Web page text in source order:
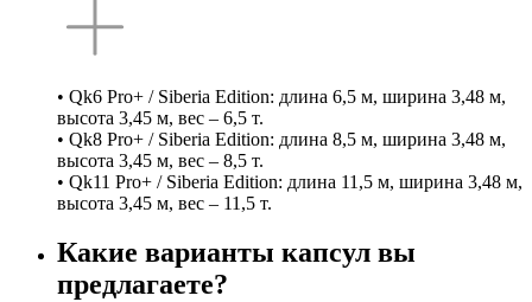
• Qk6 Pro+ / Siberia Edition: длина 6,5 м, ширина 3,48 м,
высота 3,45 м, вес – 6,5 т.
• Qk8 Pro+ / Siberia Edition: длина 8,5 м, ширина 3,48 м,
высота 3,45 м, вес – 8,5 т.
• Qk11 Pro+ / Siberia Edition: длина 11,5 м, ширина 3,48 м,
высота 3,45 м, вес – 11,5 т.
Какие варианты капсул вы
предлагаете?